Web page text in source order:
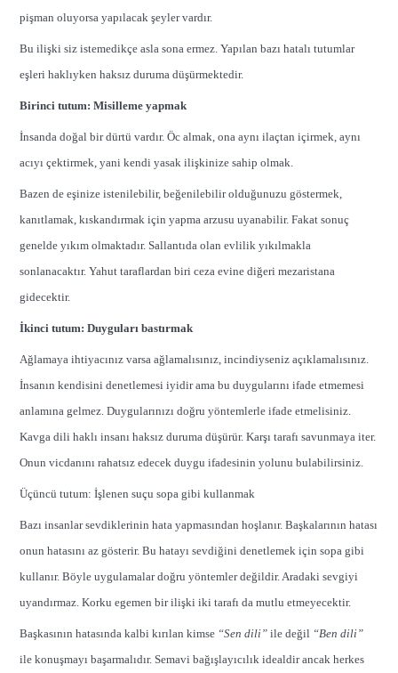
pişman oluyorsa yapılacak şeyler vardır.
Bu ilişki siz istemedikçe asla sona ermez. Yapılan bazı hatalı tutumlar
eşleri haklıyken haksız duruma düşürmektedir.
Birinci tutum: Misilleme yapmak
İnsanda doğal bir dürtü vardır. Öc almak, ona aynı ilaçtan içirmek, aynı
acıyı çektirmek, yani kendi yasak ilişkinize sahip olmak.
Bazen de eşinize istenilebilir, beğenilebilir olduğunuzu göstermek,
kanıtlamak, kıskandırmak için yapma arzusu uyanabilir. Fakat sonuç
genelde yıkım olmaktadır. Sallantıda olan evlilik yıkılmakla
sonlanacaktır. Yahut taraflardan biri ceza evine diğeri mezaristana
gidecektir.
İkinci tutum: Duyguları bastırmak
Ağlamaya ihtiyacınız varsa ağlamalısınız, incindiyseniz açıklamalısınız.
İnsanın kendisini denetlemesi iyidir ama bu duygularını ifade etmemesi
anlamına gelmez. Duygularınızı doğru yöntemlerle ifade etmelisiniz.
Kavga dili haklı insanı haksız duruma düşürür. Karşı tarafı savunmaya iter.
Onun vicdanını rahatsız edecek duygu ifadesinin yolunu bulabilirsiniz.
Üçüncü tutum: İşlenen suçu sopa gibi kullanmak
Bazı insanlar sevdiklerinin hata yapmasından hoşlanır. Başkalarının hatası
onun hatasını az gösterir. Bu hatayı sevdiğini denetlemek için sopa gibi
kullanır. Böyle uygulamalar doğru yöntemler değildir. Aradaki sevgiyi
uyandırmaz. Korku egemen bir ilişki iki tarafı da mutlu etmeyecektir.
Başkasının hatasında kalbi kırılan kimse “Sen dili” ile değil “Ben dili”
ile konuşmayı başarmalıdır. Semavi bağışlayıcılık idealdir ancak herkes